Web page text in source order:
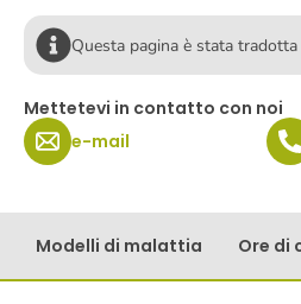
Questa pagina è stata
Mettetevi in contatto con noi
e-mail
Modelli di malattia Ore di